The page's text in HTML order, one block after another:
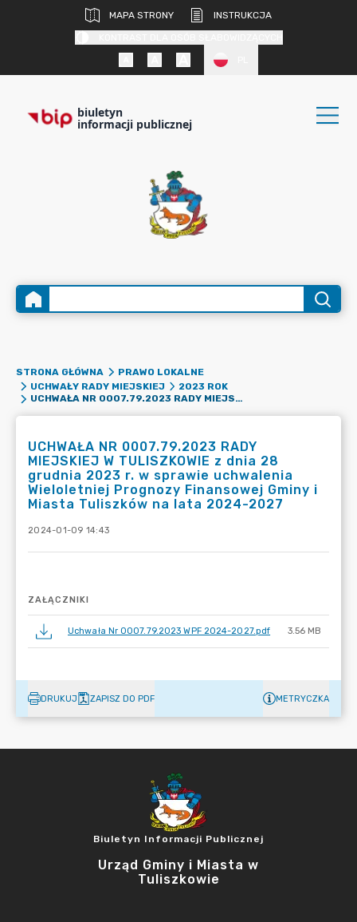
MAPA STRONY
INSTRUKCJA
biuletyn
informacji publicznej
STRONA GŁÓWNA
PRAWO LOKALNE
UCHWAŁY RADY MIEJSKIEJ
2023 ROK
UCHWAŁA NR 0007.79.2023 RADY MIEJSKIEJ W TULISZKOWIE Z DNIA 28 GRUDNIA 2023 R. W SPRAWIE UCHWALENIA WIELOLETNIEJ PROGNOZY FINANSOWEJ GMINY I MIASTA TULISZKÓW NA LATA 2024-2027
UCHWAŁA NR 0007.79.2023 RADY
MIEJSKIEJ W TULISZKOWIE z dnia 28
grudnia 2023 r. w sprawie uchwalenia
Wieloletniej Prognozy Finansowej Gminy i
Miasta Tuliszków na lata 2024-2027
2024-01-09 14:43
ZAŁĄCZNIKI
Uchwała Nr 0007.79.2023 WPF 2024-2027.pdf 3.56 MB
DRUKUJ ZAPISZ DO PDF METRYCZKA
Biuletyn Informacji Publicznej
Urząd Gminy i Miasta w
Tuliszkowie